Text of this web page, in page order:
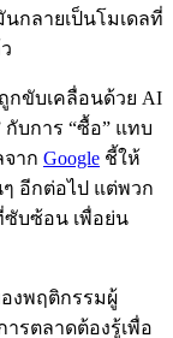
นกลายเป็นโมเดลที่
กขับเคลื่อนด้วย AI
กับการ “ซื้อ” แทบ
จาก Google ชี้ให้
อีกต่อไป แต่พวก
ซับซ้อน เพื่อย่น
งพฤติกรรมผู้
รตลาดต้องรู้เพื่อ